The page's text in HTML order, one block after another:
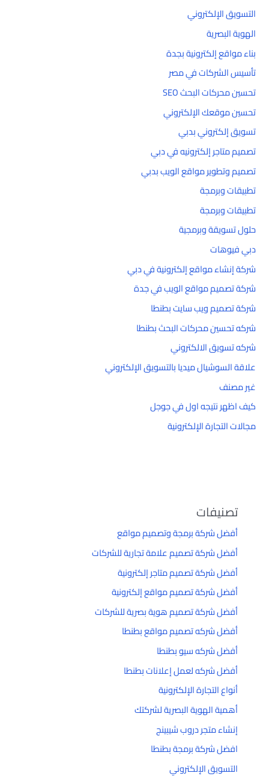
التسويق الإلكتروني
الهوية البصرية
بناء مواقع إلكترونية بجدة
تأسيس الشركات في مصر
تحسين محركات البحث SEO
تحسين موقعك الإلكتروني
تسويق إلكتروني بدبي
تصميم متاجر إلكترونيه في دبي
تصميم وتطوير مواقع الويب بدبي
تطبيقات وبرمجة
تطبيقات وبرمجة
حلول تسويقة وبرمجية
دبي فيوهات
شركة إنشاء مواقع إلكترونية في دبي
شركة تصميم مواقع الويب في جدة
شركة تصميم ويب سايت بطنطا
شركه تحسين محركات البحث بطنطا
شركه تسويق الالكتروني
علاقة السوشيال ميديا بالتسويق الإلكتروني
غير مصنف
كيف اظهر نتيجه اول في جوجل
مجالات التجارة الإلكترونية
تصنيفات
أفضل شركة برمجة وتصميم مواقع
أفضل شركة تصميم علامة تجارية للشركات
أفضل شركة تصميم متاجر إلكترونية
أفضل شركة تصميم مواقع إلكترونية
أفضل شركة تصميم هوية بصرية للشركات
أفضل شركه تصميم مواقع بطنطا
أفضل شركه سيو بطنطا
أفضل شركه لعمل إعلانات بطنطا
أنواع التجارة الإلكترونية
أهمية الهوية البصرية لشركتك
إنشاء متجر دروب شيبينج
افضل شركة برمجة بطنطا
التسويق الإلكتروني